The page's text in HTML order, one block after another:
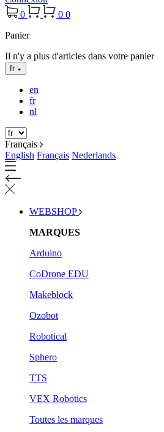
0
0 0
Panier
Il n'y a plus d'articles dans votre panier
fr
en
fr
nl
Français
English Français Nederlands
WEBSHOP
MARQUES
Arduino
CoDrone EDU
Makeblock
Ozobot
Robotical
Sphero
TTS
VEX Robotics
Toutes les marques